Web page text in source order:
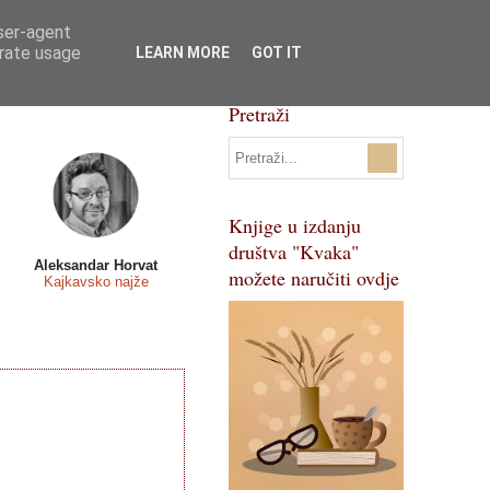
Svi natječaji
Pojmovnik
Aleksandar Horvat
Kajkavsko najže
Pretraži
Knjige u izdanju
društva "Kvaka"
možete naručiti ovdje
agent
usage
LEARN MORE GOT IT